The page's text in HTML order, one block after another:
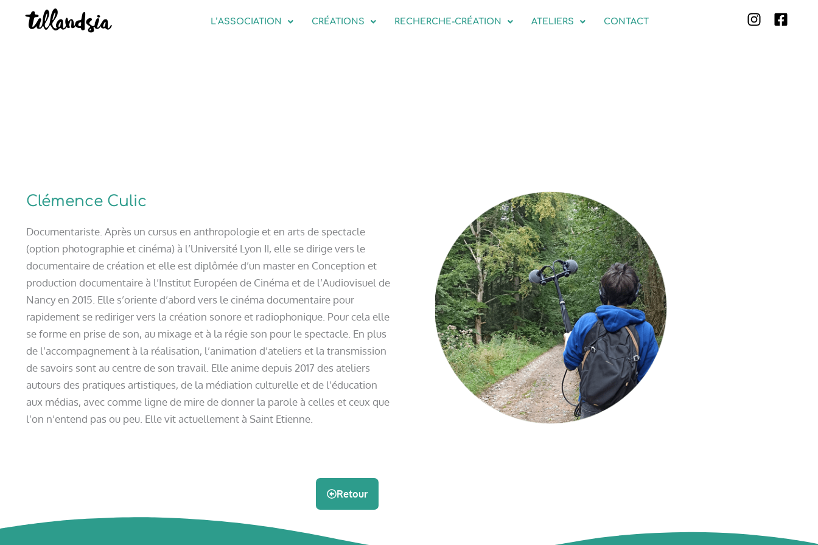
L’ASSOCIATION CRÉATIONS RECHERCHE-CRÉATION ATELIERS CONTACT
Clémence Culic
Documentariste. Après un cursus en anthropologie et en arts de spectacle
(option photographie et cinéma) à l’Université Lyon II, elle se dirige vers le
documentaire de création et elle est diplômée d’un master en Conception et
production documentaire à l’Institut Européen de Cinéma et de l’Audiovisuel de
Nancy en 2015. Elle s’oriente d’abord vers le cinéma documentaire pour
rapidement se rediriger vers la création sonore et radiophonique. Pour cela elle
se forme en prise de son, au mixage et à la régie son pour le spectacle. En plus
de l’accompagnement à la réalisation, l’animation d’ateliers et la transmission
de savoirs sont au centre de son travail. Elle anime depuis 2017 des ateliers
autours des pratiques artistiques, de la médiation culturelle et de l’éducation
aux médias, avec comme ligne de mire de donner la parole à celles et ceux que
l’on n’entend pas ou peu. Elle vit actuellement à Saint Etienne.
Retour